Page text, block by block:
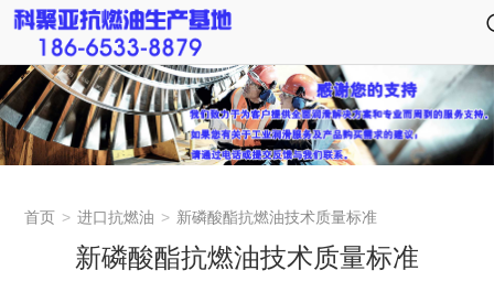
首页 > 进口抗燃油 > 新磷酸酯抗燃油技术质量标准
新磷酸酯抗燃油技术质量标准